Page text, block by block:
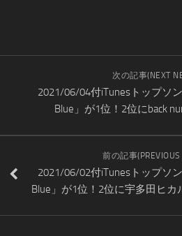
次の記事(NEXT
2021/06/04付iTunesトップソ
Blue」が1位！2位にback
前の記事(PREVIOUS
2021/06/02付iTunesトップソ
Blue」が1位！2位に宇多田ヒカ